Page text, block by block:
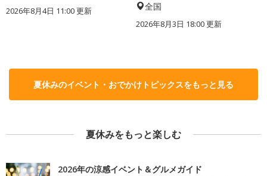
2026年8月4日 11:00更新 全国
2026年8月3日 18:00更新
夏休みのイベント・おでかけトピックスをもっと見る
夏休みをもっと楽しむ
2026年の涼感イベント＆グルメガイド